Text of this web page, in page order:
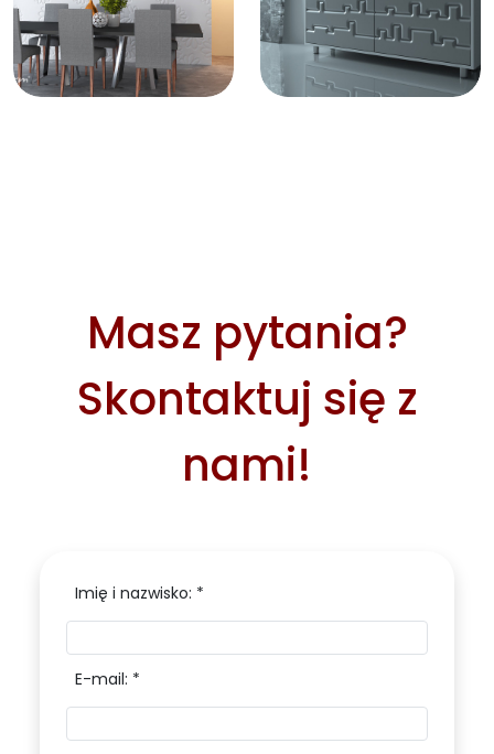
Masz pytania?
Skontaktuj się z
nami!
Imię i nazwisko: *
E-mail: *